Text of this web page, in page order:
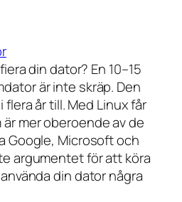
din dator? En 10–15
är inte skräp. Den
flera år till. Med Linux får
mer oberoende av de
Google, Microsoft och
argumentet för att köra
din dator några